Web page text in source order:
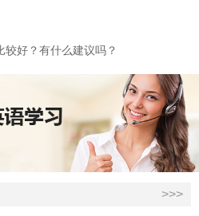
好？有什么建议吗？
>>>